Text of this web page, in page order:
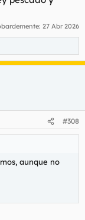
27 Abr 2026
#308
aunque no